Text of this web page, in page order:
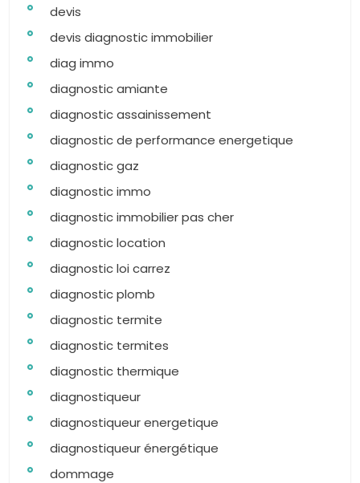
devis
devis diagnostic immobilier
diag immo
diagnostic amiante
diagnostic assainissement
diagnostic de performance energetique
diagnostic gaz
diagnostic immo
diagnostic immobilier pas cher
diagnostic location
diagnostic loi carrez
diagnostic plomb
diagnostic termite
diagnostic termites
diagnostic thermique
diagnostiqueur
diagnostiqueur energetique
diagnostiqueur énergétique
dommage